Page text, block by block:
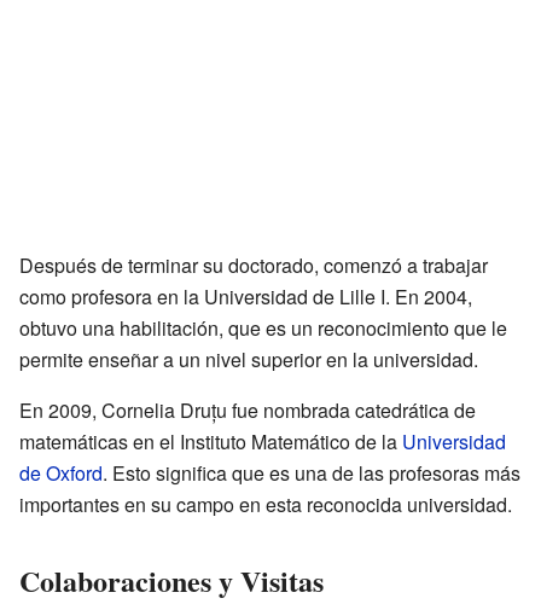
Después de terminar su doctorado, comenzó a trabajar
como profesora en la Universidad de Lille I. En 2004,
obtuvo una habilitación, que es un reconocimiento que le
permite enseñar a un nivel superior en la universidad.
En 2009, Cornelia Druțu fue nombrada catedrática de
matemáticas en el Instituto Matemático de la Universidad
de Oxford. Esto significa que es una de las profesoras más
importantes en su campo en esta reconocida universidad.
Colaboraciones y Visitas